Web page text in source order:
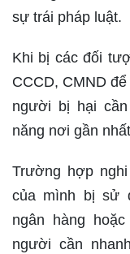
sự trái pháp luật.
Khi bị các đối
CCCD, CMND
người bị hại
năng nơi gần
Trường hợp
của mình bị sử
ngân hàng
người cần